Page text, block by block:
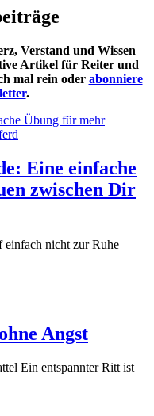
Verstand und Wissen
Artikel für Reiter und
mal rein oder abonniere
.
Eine einfache
zwischen Dir
nicht zur Ruhe
Angst
Ein entspannter Ritt ist